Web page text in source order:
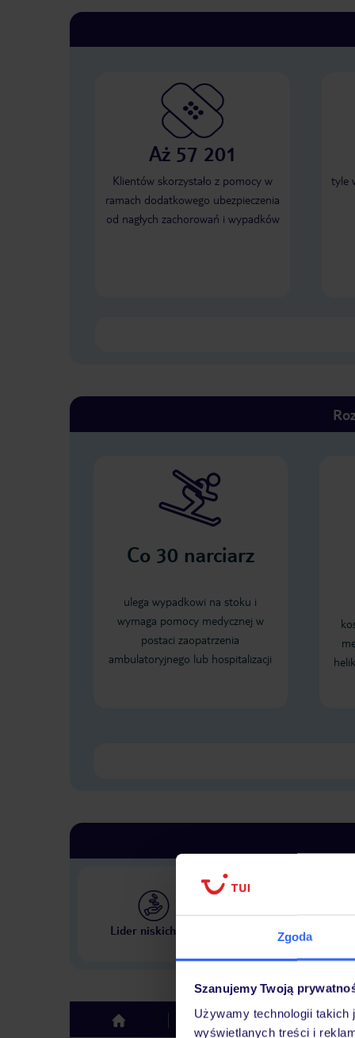
Zgoda
Szanujemy Twoją
Używamy technologii
wyświetlanych treści i
Aż 57 201
Klientów skorzystało z pomocy w
ramach dodatkowego ubezpieczenia
od nagłych zachorowań i wypadków
tyle
Co 30 narciarz
ulega wypadkowi na stoku i
wymaga pomocy medycznej w
postaci zaopatrzenia
ambulatoryjnego lub hospitalizacji
Lider niskich cen
w Polsce
top Hotel Pokoje